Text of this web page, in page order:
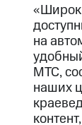
на
МТС,
наших